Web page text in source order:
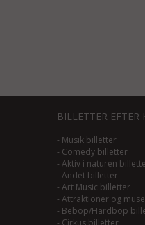
BILLETTER EFTER
- Musik billetter
- Comedy billetter
- Aktiv i naturen
- Andet billetter
- Art Music billetter
- Attraktioner og
- Bebop/Hardbop
- Cirkus billetter